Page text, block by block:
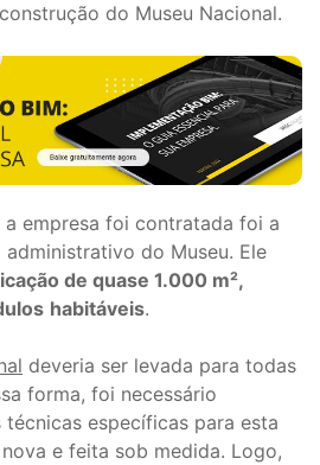
do Museu Nacional.
empresa foi contratada foi a
do Museu. Ele
de quase 1.000 m²,
habitáveis.
deveria ser levada para todas
forma, foi necessário
específicas para esta
e feita sob medida. Logo,